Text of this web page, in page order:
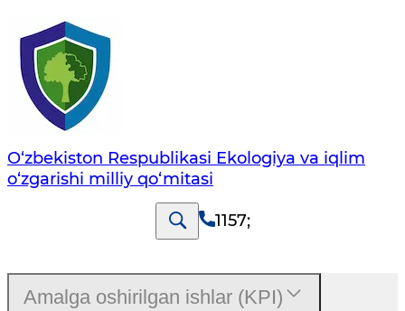
O‘zbekiston Respublikasi Ekologiya va iqlim
o‘zgarishi milliy qo‘mitasi
1157;
Amalga oshirilgan ishlar (KPI)